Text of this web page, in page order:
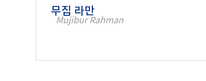
무집 라만
Mujibur Rahman